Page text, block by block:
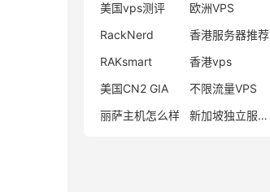
美国vps测评 欧洲VPS
RackNerd
香港服务器推荐
RAKsmart
香港vps
美国CN2 GIA
不限流量VPS
丽萨主机怎么样
新加坡独立服务器